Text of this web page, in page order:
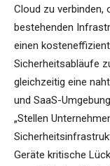
Cloud zu verbinden,
bestehenden
einen
Sicherheitsabläufe
gleichzeitig eine
und SaaS-
„Stellen
Geräte kritische